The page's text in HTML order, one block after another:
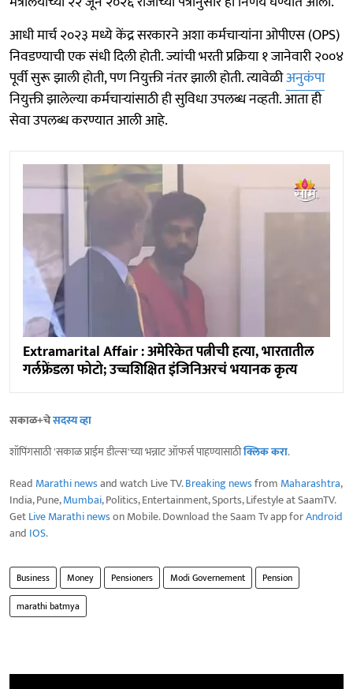
आधी मार्च २०२३ मध्ये केंद्र सरकारने अशा कर्मचाऱ्यांना ओपीएस (OPS)
निवडण्याची एक संधी दिली होती. ज्यांची भरती प्रक्रिया १ जानेवारी २००४
पूर्वी सुरू झाली होती, पण नियुक्ती नंतर झाली होती. त्यावेळीअनुकंपा
नियुक्ती झालेल्या कर्मचाऱ्यांसाठी ही सुविधा उपलब्ध नव्हती. आता ही
सेवा उपलब्ध करण्यात आली आहे.
Extramarital Affair : अमेरिकेत पत्नीची हत्या, भारतातील
गर्लफ्रेंडला फोटो; उच्चशिक्षित इंजिनिअरचं भयानक कृत्य
सकाळ+चेसदस्य व्हा
शॉपिंगसाठी 'सकाळ प्राईम डील्स'च्या भन्नाट ऑफर्स पाहण्यासाठीक्लिक करा.
Read Marathi newsand watch Live TV.Breaking newsfrom Maharashtra,
India, Pune,Mumbai, Politics, Entertainment, Sports, Lifestyle at SaamTV.
GetLive Marathi newson Mobile. Download the Saam Tv app forAndroid
and IOS.
Business Money Pensioners Modi Governement
Pension
marathi batmya